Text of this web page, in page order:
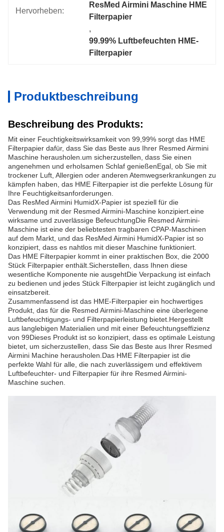
Hervorheben:
ResMed Airmini Maschine HME
Filterpapier
,
99.99% Luftbefeuchten HME-
Filterpapier
Produktbeschreibung
Beschreibung des Produkts:
Mit einer Feuchtigkeitswirksamkeit von 99,99% sorgt das HME
Filterpapier dafür, dass Sie das Beste aus Ihrer Resmed Airmini
Maschine herausholen.um sicherzustellen, dass Sie einen
angenehmen und erholsamen Schlaf genießenEgal, ob Sie mit
trockener Luft, Allergien oder anderen Atemwegserkrankungen zu
kämpfen haben, das HME Filterpapier ist die perfekte Lösung für
Ihre Feuchtigkeitsanforderungen.
Das ResMed Airmini HumidX-Papier ist speziell für die
Verwendung mit der Resmed Airmini-Maschine konzipiert.eine
wirksame und zuverlässige BefeuchtungDie Resmed Airmini-
Maschine ist eine der beliebtesten tragbaren CPAP-Maschinen
auf dem Markt, und das ResMed Airmini HumidX-Papier ist so
konzipiert, dass es nahtlos mit dieser Maschine funktioniert.
Das HME Filterpapier kommt in einer praktischen Box, die 2000
Stück Filterpapier enthält.Sicherstellen, dass Ihnen diese
wesentliche Komponente nie ausgehtDie Verpackung ist einfach
zu bedienen und jedes Stück Filterpapier ist leicht zugänglich und
einsatzbereit.
Zusammenfassend ist das HME-Filterpapier ein hochwertiges
Produkt, das für die Resmed Airmini-Maschine eine überlegene
Luftbefeuchtigungs- und Filterpapierleistung bietet.Hergestellt
aus langlebigen Materialien und mit einer Befeuchtungseffizienz
von 99Dieses Produkt ist so konzipiert, dass es optimale Leistung
bietet, um sicherzustellen, dass Sie das Beste aus Ihrer Resmed
Airmini Machine herausholen.Das HME Filterpapier ist die
perfekte Wahl für alle, die nach zuverlässigem und effektivem
Luftbefeuchter- und Filterpapier für ihre Resmed Airmini-
Maschine suchen.